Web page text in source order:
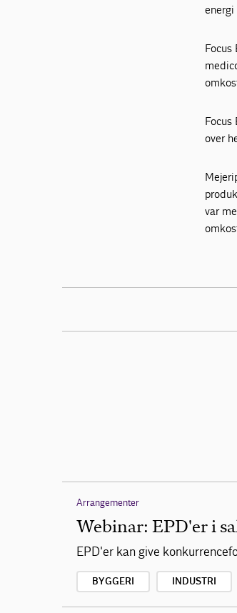
over
var
Arrangementer
Webinar: EPD'er i
EPD'er kan give
BYGGERI INDUSTRI